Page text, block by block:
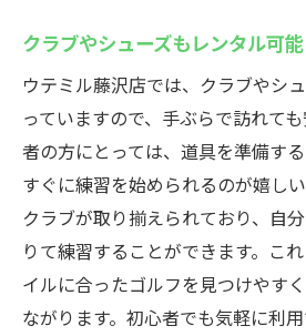
クラブやシューズもレンタル可能
ウテミル藤沢店では、クラブやシ
っていますので、手ぶらで訪れて
者の方にとっては、道具を準備す
すぐに練習を始められるのが嬉し
クラブが取り揃えられており、自
りて練習することができます。こ
イルに合ったゴルフを見つけやす
ながります。初心者でも気軽に利